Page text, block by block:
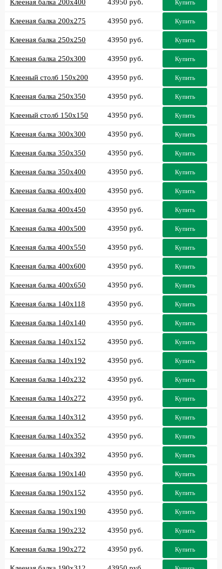
Клееная балка 200x400 43950 руб. Купить
Клееная балка 200x275 43950 руб. Купить
Клееная балка 250x250 43950 руб. Купить
Клееная балка 250x300 43950 руб. Купить
Клееный столб 150x200 43950 руб. Купить
Клееная балка 250x350 43950 руб. Купить
Клееный столб 150x150 43950 руб. Купить
Клееная балка 300x300 43950 руб. Купить
Клееная балка 350x350 43950 руб. Купить
Клееная балка 350x400 43950 руб. Купить
Клееная балка 400x400 43950 руб. Купить
Клееная балка 400x450 43950 руб. Купить
Клееная балка 400x500 43950 руб. Купить
Клееная балка 400x550 43950 руб. Купить
Клееная балка 400x600 43950 руб. Купить
Клееная балка 400x650 43950 руб. Купить
Клееная балка 140x118 43950 руб. Купить
Клееная балка 140x140 43950 руб. Купить
Клееная балка 140x152 43950 руб. Купить
Клееная балка 140x192 43950 руб. Купить
Клееная балка 140x232 43950 руб. Купить
Клееная балка 140x272 43950 руб. Купить
Клееная балка 140x312 43950 руб. Купить
Клееная балка 140x352 43950 руб. Купить
Клееная балка 140x392 43950 руб. Купить
Клееная балка 190x140 43950 руб. Купить
Клееная балка 190x152 43950 руб. Купить
Клееная балка 190x190 43950 руб. Купить
Клееная балка 190x232 43950 руб. Купить
Клееная балка 190x272 43950 руб. Купить